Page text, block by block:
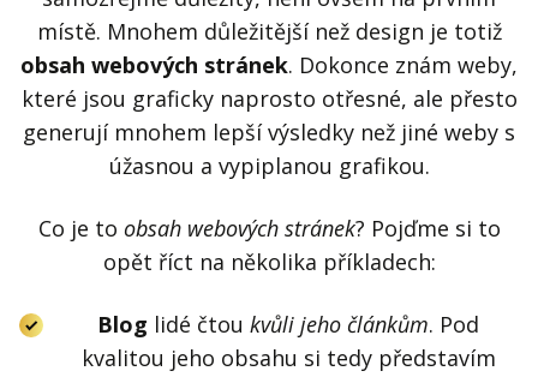
místě. Mnohem důležitější než design je totiž
obsah webových stránek. Dokonce znám weby,
které jsou graficky naprosto otřesné, ale přesto
generují mnohem lepší výsledky než jiné weby s
úžasnou a vypiplanou grafikou.
Co je to obsah webových stránek? Pojďme si to
opět říct na několika příkladech:
Blog lidé čtou kvůli jeho článkům. Pod
kvalitou jeho obsahu si tedy představím